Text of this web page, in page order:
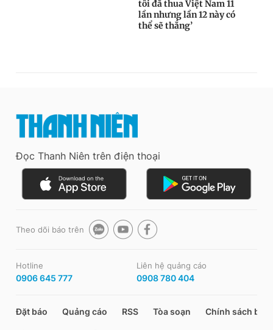
Đọc Thanh Niên trên điện thoại
Theo dõi báo trên
Hotline
0906 645 777
Liên hệ quảng cáo
0908 780 404
Đặt báo Quảng cáo RSS Tòa soạn Chính sách bảo